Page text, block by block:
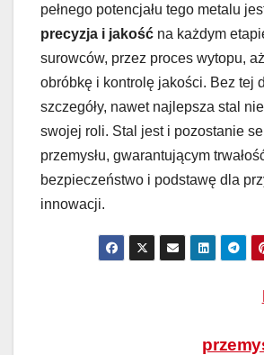
pełnego potencjału tego metalu
precyzja i jakość na każdym
surowców, przez proces wytopu,
obróbkę i kontrolę jakości. Bez tej
szczegóły, nawet najlepsza stal nie
swojej roli. Stal jest i pozostanie
przemysłu, gwarantującym
bezpieczeństwo i podstawę dla
innowacji.